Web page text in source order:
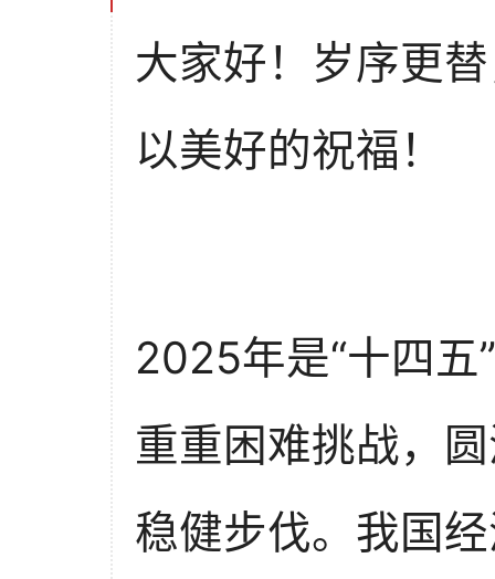
大家好！岁序更
以美好的祝福！
2025年是“十四
重重困难挑战，
稳健步伐。我国